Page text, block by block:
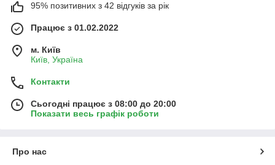
95% позитивних з 42 відгуків за рік
Працює з 01.02.2022
м. Київ
Київ, Україна
Контакти
Сьогодні працює з 08:00 до 20:00
Показати весь графік роботи
Про нас